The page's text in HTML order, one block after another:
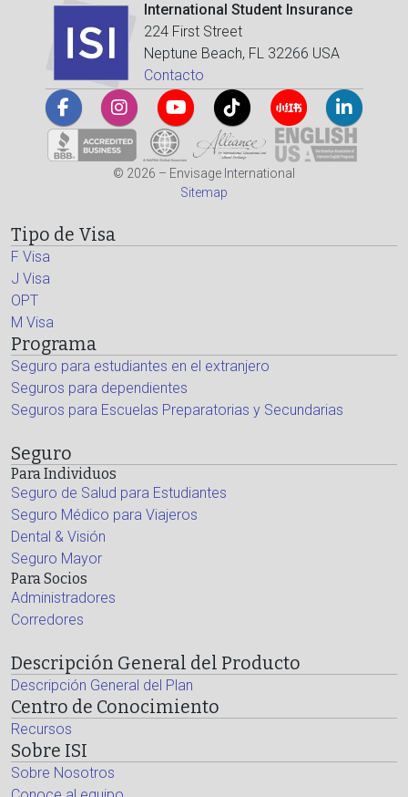
International Student Insurance
224 First Street
Neptune Beach, FL 32266 USA
Contacto
© 2026 – Envisage International
Sitemap
Tipo de Visa
F Visa
J Visa
OPT
M Visa
Programa
Seguro para estudiantes en el extranjero
Seguros para dependientes
Seguros para Escuelas Preparatorias y Secundarias
Seguro
Para Individuos
Seguro de Salud para Estudiantes
Seguro Médico para Viajeros
Dental & Visión
Seguro Mayor
Para Socios
Administradores
Corredores
Descripción General del Producto
Descripción General del Plan
Centro de Conocimiento
Recursos
Sobre ISI
Sobre Nosotros